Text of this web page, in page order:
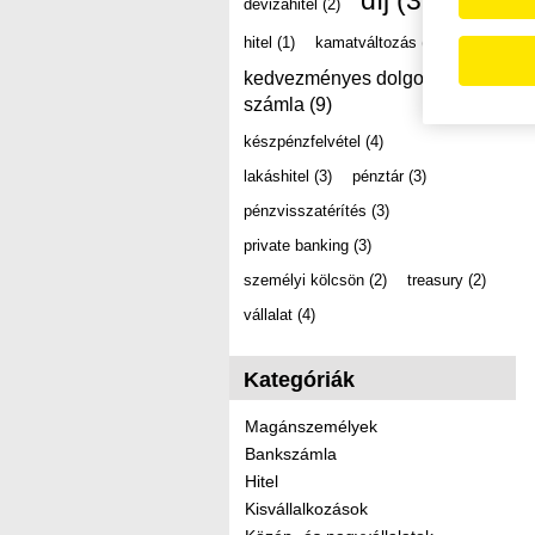
devizahitel (2)
hitel (1) kamatváltozás (2)
kedvezményes dolgozói
számla (9)
készpénzfelvétel (4)
lakáshitel (3) pénztár (3)
pénzvisszatérítés (3)
private banking (3)
személyi kölcsön (2) treasury (2)
vállalat (4)
Kategóriák
Magánszemélyek
Bankszámla
Hitel
Kisvállalkozások